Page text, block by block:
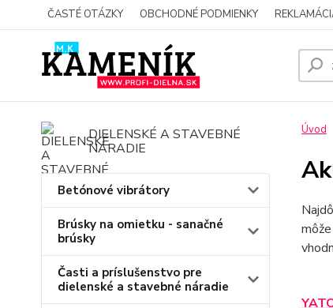
ČASTÉ OTÁZKY OBCHODNÉ PODMIENKY
DIELENSKÉ A STAVEBNÉ
NÁRADIE
Betónové vibrátory
Brúsky na omietku - sanačné
brúsky
Časti a príslušenstvo pre
dielenské a stavebné náradie
Úvod